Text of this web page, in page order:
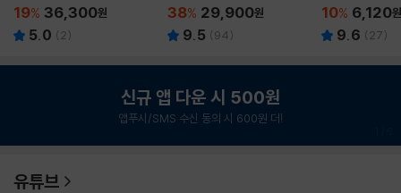
19% 36,300원
5.0 ( 2)
38% 29,900원
9.5 (94)
10% 6,120원
9.6 ( 27)
신규 앱 다운 시 500원
앱푸시/SMS 수신 동의 시 600원 더!
유튜브